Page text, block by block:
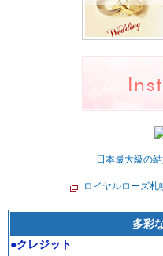
日本最大級の
ロイヤルローズ
多彩
●クレジット